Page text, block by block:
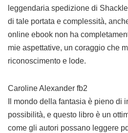
leggendaria spedizione di
di tale portata e complessità,
online ebook non ha
mie aspettative, un coraggio che
riconoscimento e lode.
Caroline Alexander fb2
Il mondo della fantasia è pieno di
possibilità, e questo libro è un
come gli autori possano leggere